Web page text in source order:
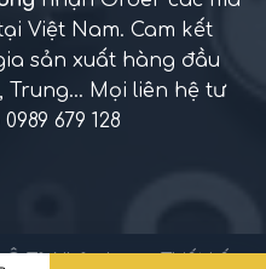
Việt Nam. Cam kết
sản xuất hàng đầu
Mọi liên hệ tư
679 128
Ô Tô Nhân Long. Thiết kế